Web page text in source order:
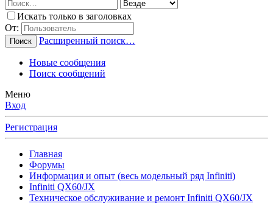
Искать только в заголовках
От:
Поиск Расширенный поиск…
Новые сообщения
Поиск сообщений
Меню
Вход
Регистрация
Главная
Форумы
Информация и опыт (весь модельный ряд Infiniti)
Infiniti QX60/JX
Техническое обслуживание и ремонт Infiniti QX60/JX